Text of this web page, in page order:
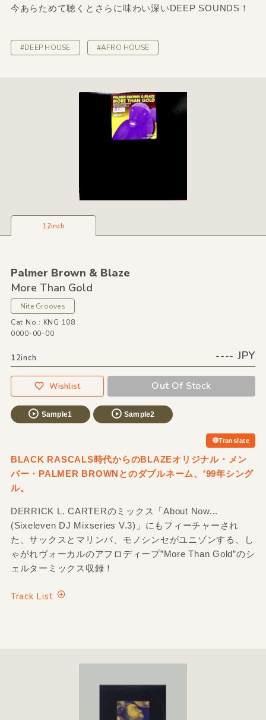
今あらためて聴くとさらに味わい深いDEEP SOUNDS！
#DEEP HOUSE #AFRO HOUSE
12inch
Palmer Brown &Blaze
More Than Gold
Nite Grooves
Cat No.: KNG 108
0000-00-00
12inch ---- JPY
Wishlist Out Of Stock
Sample1 Sample2
Translate
BLACK RASCALS時代からのBLAZEオリジナル・メン
バー・PALMER BROWNとのダブルネーム、'99年シング
ル。
DERRICK L. CARTERのミックス「About Now...
(Sixeleven DJ Mixseries V.3)」にもフィーチャーされ
た、サックスとマリンバ、モノシンセがユニゾンする、し
ゃがれヴォーカルのアフロディープ”More Than Gold”のシ
ェルターミックス収録！
Track List